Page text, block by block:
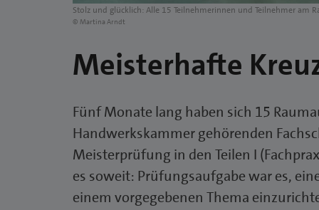
Stolz und glücklich: Alle 15 Teilnehmerinnen und Teilnehmer am
© Martina Arndt
Meisterhafte
Fünf Monate lang haben sich 15
Handwerkskammer gehörenden
Meisterprüfung in den Teilen I
es soweit: Prüfungsaufgabe war es,
einem vorgegebenen Thema